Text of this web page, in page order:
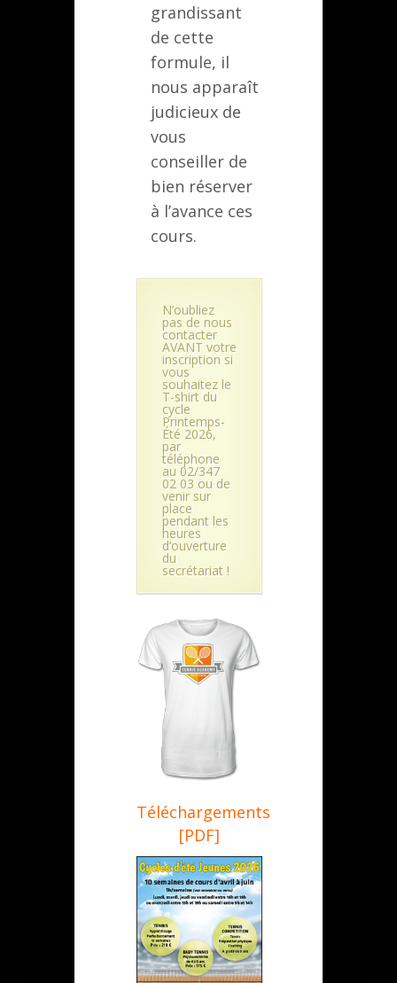
grandissant
de cette
formule, il
nous apparaît
judicieux de
vous
conseiller de
bien réserver
à l’avance ces
cours.
N’oubliez
pas de nous
contacter
AVANT votre
inscription si
vous
souhaitez le
T-shirt du
cycle
Printemps-
Été 2026,
par
téléphone
au 02/347
02 03 ou de
venir sur
place
pendant les
heures
d’ouverture
du
secrétariat !
Téléchargements
[PDF]